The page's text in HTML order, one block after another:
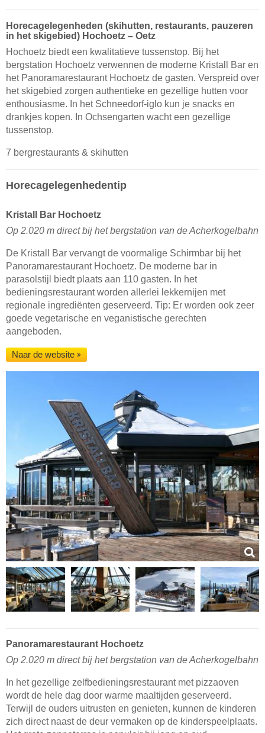
Horecagelegenheden (skihutten, restaurants, pauzeren
in het skigebied) Hochoetz – Oetz
Hochoetz biedt een kwalitatieve tussenstop. Bij het
bergstation Hochoetz verwennen de moderne Kristall Bar en
het Panoramarestaurant Hochoetz de gasten. Verspreid over
het skigebied zorgen authentieke en gezellige hutten voor
enthousiasme. In het Schneedorf-iglo kun je snacks en
drankjes kopen. In Ochsengarten wacht een gezellige
tussenstop.
7 bergrestaurants & skihutten
Horecagelegenhedentip
Kristall Bar Hochoetz
Op 2.020 m direct bij het bergstation van de Acherkogelbahn
De Kristall Bar vervangt de voormalige Schirmbar bij het
Panoramarestaurant Hochoetz. De moderne bar in
parasolstijl biedt plaats aan 110 gasten. In het
bedieningsrestaurant worden allerlei lekkernijen met
regionale ingrediënten geserveerd. Tip: Er worden ook zeer
goede vegetarische en veganistische gerechten
aangeboden.
Naar de website
Panoramarestaurant Hochoetz
Op 2.020 m direct bij het bergstation van de Acherkogelbahn
In het gezellige zelfbedieningsrestaurant met pizzaoven
wordt de hele dag door warme maaltijden geserveerd.
Terwijl de ouders uitrusten en genieten, kunnen de kinderen
zich direct naast de deur vermaken op de kinderspeelplaats.